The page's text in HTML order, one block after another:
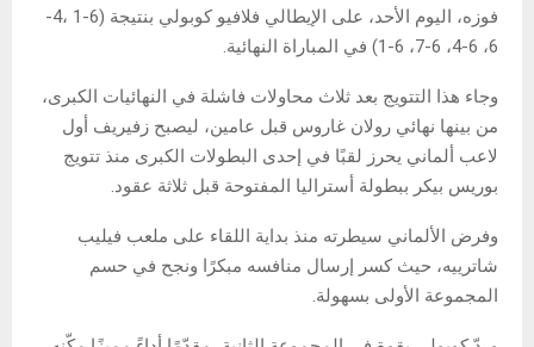
فوزه، اليوم الأحد، على الإيطالي فلافيو كوبولي بنتيجة (6-1 ،4-
6، 6-4، 6-7، 6-1) في المباراة النهائية.
وجاء هذا التتويج بعد ثلاث محاولات فاشلة في النهائيات الكبرى،
من بينها نهائي رولان غاروس قبل عامين، ليصبح زفيريف أول
لاعب ألماني يحرز لقبًا في إحدى البطولات الكبرى منذ تتويج
بوريس بيكر ببطولة أستراليا المفتوحة قبل ثلاثة عقود.
وفرض الألماني سيطرته منذ بداية اللقاء على ملعب فيليب
شاترييه، حيث كسر إرسال منافسه مبكرًا ونجح في حسم
المجموعة الأولى بسهولة.